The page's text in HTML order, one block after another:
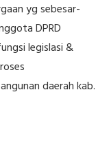
yg sebesar-
DPRD
legislasi &
daerah kab.